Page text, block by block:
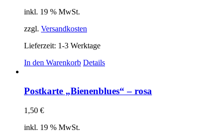
inkl. 19 % MwSt.
zzgl. Versandkosten
Lieferzeit: 1-3 Werktage
In den Warenkorb Details
Postkarte „Bienenblues“ – rosa
1,50 €
inkl. 19 % MwSt.